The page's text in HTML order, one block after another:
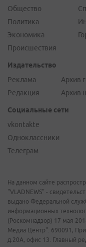
Общество
Политика
Экономика
Происшествия
Издательство
Реклама
Редакция
Архив
Архив
Социальные сети
vkontakte
Одноклассники
Телеграм
На данном сайте
"VLADNEWS" -
выдано Федеральной
информационных
(Роскомнадзор) 17 мая
Медиа Центр". 690091,
д.20А, офис 13. Главный